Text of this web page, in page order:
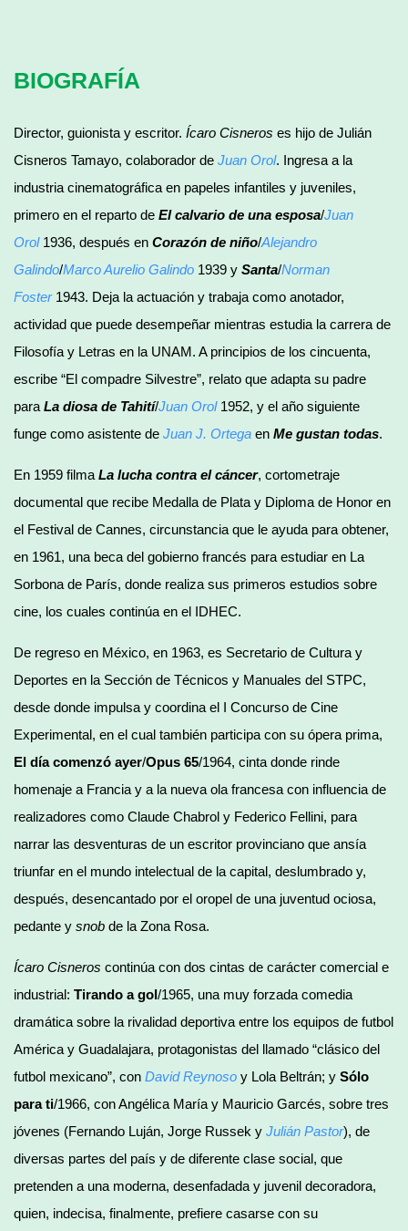
BIOGRAFÍA
Director, guionista y escritor. Ícaro Cisneros es hijo de Julián
Cisneros Tamayo, colaborador de Juan Orol. Ingresa a la
industria cinematográfica en papeles infantiles y juveniles,
primero en el reparto de El calvario de una esposa/Juan
Orol1936, después en Corazón de niño/Alejandro
Galindo/Marco Aurelio Galindo 1939 y Santa/Norman
Foster1943. Deja la actuación y trabaja como anotador,
actividad que puede desempeñar mientras estudia la carrera de
Filosofía y Letras en la UNAM. A principios de los cincuenta,
escribe “El compadre Silvestre”, relato que adapta su padre
para La diosa de Tahití/Juan Orol1952, y el año siguiente
funge como asistente de Juan J. Ortega en Me gustan todas.
En 1959 filma La lucha contra el cáncer, cortometraje
documental que recibe Medalla de Plata y Diploma de Honor en
el Festival de Cannes, circunstancia que le ayuda para obtener,
en 1961, una beca del gobierno francés para estudiar en La
Sorbona de París, donde realiza sus primeros estudios sobre
cine, los cuales continúa en el IDHEC.
De regreso en México, en 1963, es Secretario de Cultura y
Deportes en la Sección de Técnicos y Manuales del STPC,
desde donde impulsa y coordina el I Concurso de Cine
Experimental, en el cual también participa con su ópera prima,
El día comenzó ayer/Opus 65/1964, cinta donde rinde
homenaje a Francia y a la nueva ola francesa con influencia de
realizadores como Claude Chabrol y Federico Fellini, para
narrar las desventuras de un escritor provinciano que ansía
triunfar en el mundo intelectual de la capital, deslumbrado y,
después, desencantado por el oropel de una juventud ociosa,
pedante y snob de la Zona Rosa.
Ícaro Cisneros continúa con dos cintas de carácter comercial e
industrial: Tirando a gol/1965, una muy forzada comedia
dramática sobre la rivalidad deportiva entre los equipos de futbol
América y Guadalajara, protagonistas del llamado “clásico del
futbol mexicano”, con David Reynoso y Lola Beltrán; y Sólo
para ti/1966, con Angélica María y Mauricio Garcés, sobre tres
jóvenes (Fernando Luján, Jorge Russek y Julián Pastor), de
diversas partes del país y de diferente clase social, que
pretenden a una moderna, desenfadada y juvenil decoradora,
quien, indecisa, finalmente, prefiere casarse con su